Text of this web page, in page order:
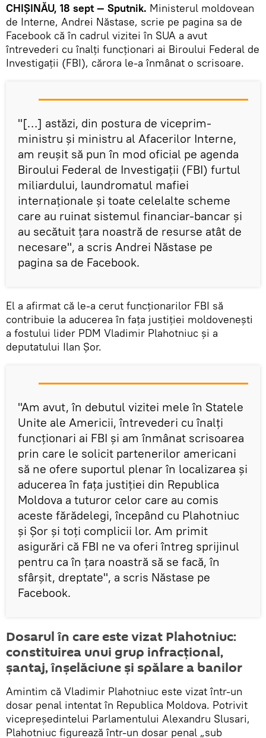
CHIȘINĂU, 18 sept — Sputnik. Ministerul moldovean
de Interne, Andrei Năstase, scrie pe pagina sa de
Facebook că în cadrul vizitei în SUA a avut
întrevederi cu înalți funcționari ai Biroului Federal de
Investigații (FBI), cărora le-a înmânat o scrisoare.
"[…] astăzi, din postura de viceprim-
ministru și ministru al Afacerilor Interne,
am reușit să pun în mod oficial pe agenda
Biroului Federal de Investigații (FBI) furtul
miliardului, laundromatul mafiei
internaționale și toate celelalte scheme
care au ruinat sistemul financiar-bancar și
au secătuit țara noastră de resurse atât de
necesare", a scris Andrei Năstase pe
pagina sa de Facebook.
El a afirmat că le-a cerut funcționarilor FBI să
contribuie la aducerea în fața justiției moldovenești
a fostului lider PDM Vladimir Plahotniuc și a
deputatului Ilan Șor.
"Am avut, în debutul vizitei mele în Statele
Unite ale Americii, întrevederi cu înalți
funcționari ai FBI și am înmânat scrisoarea
prin care le solicit partenerilor americani
să ne ofere suportul plenar în localizarea și
aducerea în fața justiției din Republica
Moldova a tuturor celor care au comis
aceste fărădelegi, începând cu Plahotniuc
și Șor și toți complicii lor. Am primit
asigurări că FBI ne va oferi întreg sprijinul
pentru ca în țara noastră să se facă, în
sfârșit, dreptate", a scris Năstase pe
Facebook.
Dosarul în care este vizat Plahotniuc:
constituirea unui grup infracțional,
șantaj, înșelăciune și spălare a banilor
Amintim că Vladimir Plahotniuc este vizat într-un
dosar penal intentat în Republica Moldova. Potrivit
vicepreședintelui Parlamentului Alexandru Slusari,
Plahotniuc figurează într-un dosar penal „sub